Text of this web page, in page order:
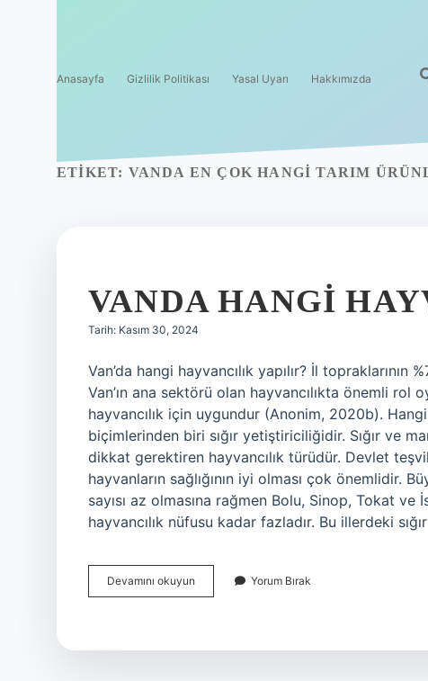
Anasayfa Gizlilik Politikası Yasal Uyarı Hakkımızda
ETIKET: VANDA EN ÇOK HANGI TARIM
VANDA HANGI
Tarih: Kasım 30, 2024
Van’da hangi hayvancılık yapılır? İl topraklarının
Van’ın ana sektörü olan hayvancılıkta önemli rol
hayvancılık için uygundur (Anonim, 2020b). Hangi
biçimlerinden biri sığır yetiştiriciliğidir. Sığır ve
dikkat gerektiren hayvancılık türüdür. Devlet
hayvanların sağlığının iyi olması çok önemlidir.
sayısı az olmasına rağmen Bolu, Sinop, Tokat
hayvancılık nüfusu kadar fazladır. Bu illerdeki
Devamını okuyun
Hangi
Yorum Bırak